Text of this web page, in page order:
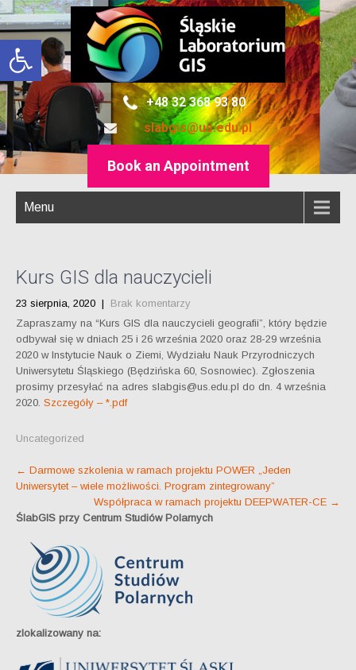
Otwórz pasek narzędzi
+48 32 368 93 80
slabgis@us.edu.pl
Book an Appointment
Menu
Kurs GIS dla nauczycieli
23 sierpnia, 2020 | Brak komentarzy
Zapraszamy na “Kurs GIS dla nauczycieli geografii”, który będzie
odbywał się w dniach 25 i 26 września 2020 oraz 28-29 września
2020 w Instytucie Nauk o Ziemi, Wydziału Nauk Przyrodniczych
Uniwersytetu Śląskiego (Będzińska 60, Sosnowiec). Zgłoszenia
prosimy przesyłać na adres slabgis@us.edu.pl do dn. 4 września
2020. Szczegóły – *.pdf
Uncategorized
Post
navigation
← Darmowe szkolenia w ramach projektu POWER „Jeden
Uniwersytet – wiele możliwości. Program zintegrowany”
Współpraca w ramach projektu DEEPWATER-CE →
ŚlabGIS przy Centrum Studiów Polarnych
zlokalizowany na: